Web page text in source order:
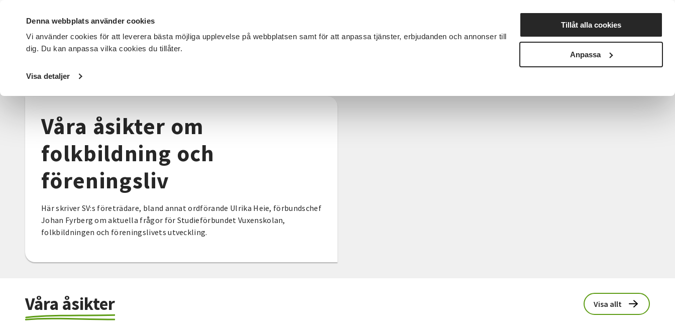
Denna webbplats använder cookies
Vi använder cookies för att leverera bästa möjliga upplevelse på webbplatsen samt för att anpassa tjänster, erbjudanden och annonser till
dig. Du kan anpassa vilka cookies du tillåter.
Visa detaljer
Tillåt alla cookies
Anpassa
DET HÄR GÖR VI FÖR DIG SOM SÖK KURSER OCH EVENEMANG Nyheter Avdelningar
Startsida / Nyheter
Våra åsikter om
folkbildning och
föreningsliv
Här skriver SV:s företrädare, bland annat ordförande Ulrika Heie, förbundschef
Johan Fyrberg om aktuella frågor för Studieförbundet Vuxenskolan,
folkbildningen och föreningslivets utveckling.
Våra åsikter Visa allt